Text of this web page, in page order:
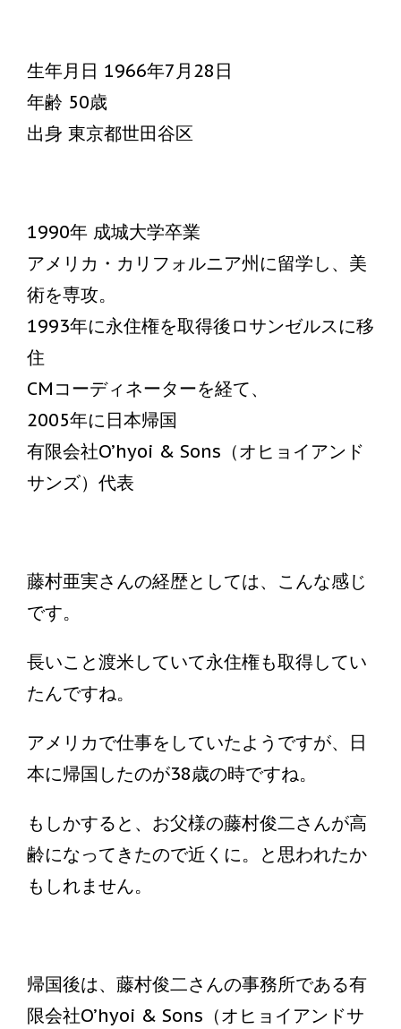
生年月日 1966年7月28日
年齢 50歳
出身 東京都世田谷区
1990年 成城大学卒業
アメリカ・カリフォルニア州に留学し、美
術を専攻。
1993年に永住権を取得後ロサンゼルスに移
住
CMコーディネーターを経て、
2005年に日本帰国
有限会社O’hyoi & Sons（オヒョイアンド
サンズ）代表
藤村亜実さんの経歴としては、こんな感じ
です。
長いこと渡米していて永住権も取得してい
たんですね。
アメリカで仕事をしていたようですが、日
本に帰国したのが38歳の時ですね。
もしかすると、お父様の藤村俊二さんが高
齢になってきたので近くに。と思われたか
もしれません。
帰国後は、藤村俊二さんの事務所である有
限会社O’hyoi & Sons（オヒョイアンドサ